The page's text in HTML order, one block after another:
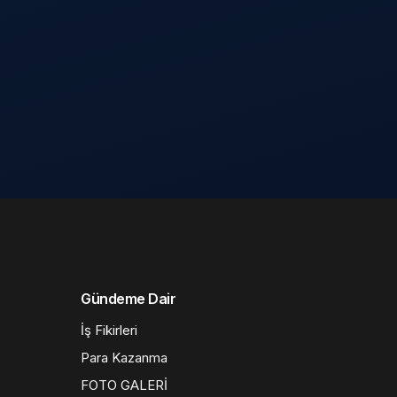
Gündeme Dair
İş Fikirleri
Para Kazanma
FOTO GALERİ